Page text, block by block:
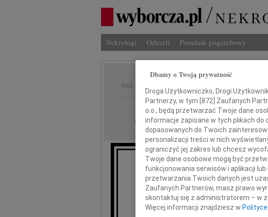
Nekrologi Odeszli Poradnik pogrzebowy
IMIĘ I NAZWISKO: Jan Pryszczewski
REGION: Wrocław
DATA EMISJI: 16.09.2024
Z wielkim smutkiem
Dbamy o Twoją prywatność
Droga Użytkowniczko, Drogi
Partnerzy, w tym [872] Zaufanych
o.o., będą przetwarzać Twoje dane
informacje zapisane w tych plikach
dopasowanych do Twoich
personalizacji treści w nich
ograniczyć jej zakres lub chcesz
Twoje dane osobowe mogą być
funkcjonowania serwisów i aplikacji
przetwarzania Twoich danych jest
Zaufanych Partnerów, masz prawo
skontaktuj się z administratorem – w
Więcej informacji znajdziesz w